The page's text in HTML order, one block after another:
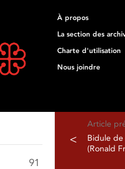
À propos
La section des
Charte d'utilisation
Nous joindre
Article
<
Bidule de
(Ronald
91